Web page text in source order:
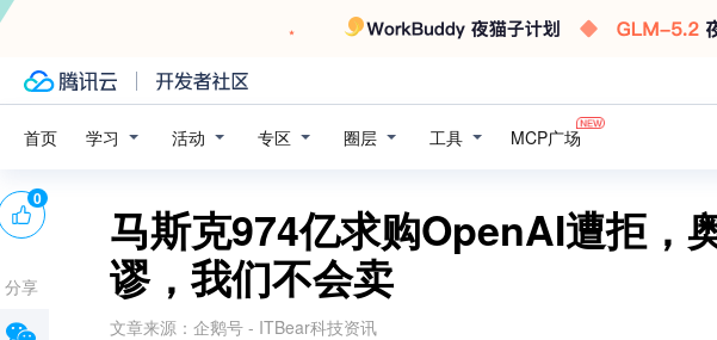
首页 学习 活动 专区 圈层 工具 MCP广场
马斯克974亿求购OpenAI遭拒，
谬，我们不会卖
文章来源： 企鹅号 - ITBear科技资讯
0
分享